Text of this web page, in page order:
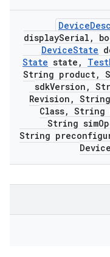
Device
displaySerial ,
DeviceState
State state , Test
String product,
sdkVersion ,
Revision ,
Class, String
String sim
String
Device